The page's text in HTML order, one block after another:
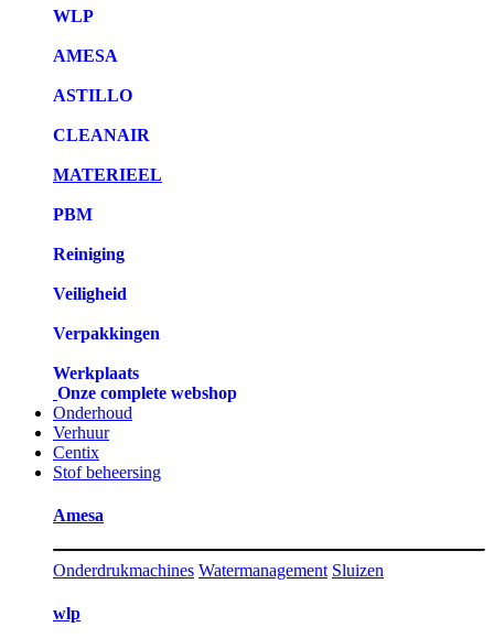
WLP
AMESA
ASTILLO
CLEANAIR
MATERIEEL
PBM
Reiniging
Veiligheid
Verpakkingen
Werkplaats
Onze complete webshop
Onderhoud
Verhuur
Centix
Stof beheersing
Amesa
Onderdrukmachines Watermanagement Sluizen
wlp